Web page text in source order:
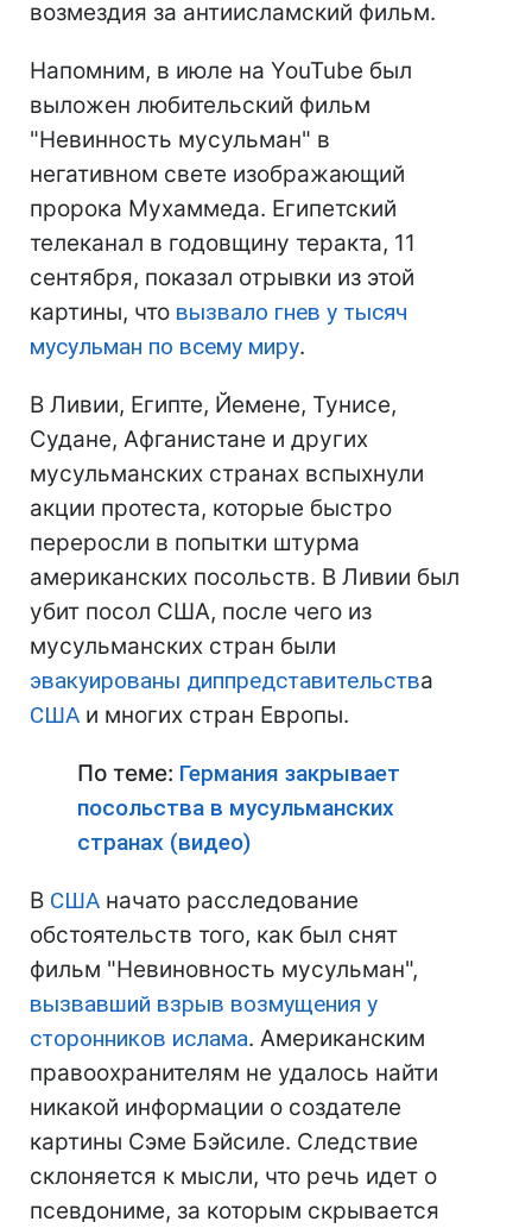
возмездия за антиисламский фильм.
Напомним, в июле на YouTube был
выложен любительский фильм
"Невинность мусульман" в
негативном свете изображающий
пророка Мухаммеда. Египетский
телеканал в годовщину теракта, 11
сентября, показал отрывки из этой
картины, что вызвало гнев у тысяч
мусульман по всему миру.
В Ливии, Египте, Йемене, Тунисе,
Судане, Афганистане и других
мусульманских странах вспыхнули
акции протеста, которые быстро
переросли в попытки штурма
американских посольств. В Ливии был
убит посол США, после чего из
мусульманских стран были
эвакуированы диппредставительства
США и многих стран Европы.
По теме: Германия закрывает
посольства в мусульманских
странах (видео)
В США начато расследование
обстоятельств того, как был снят
фильм "Невиновность мусульман",
вызвавший взрыв возмущения у
сторонников ислама. Американским
правоохранителям не удалось найти
никакой информации о создателе
картины Сэме Бэйсиле. Следствие
склоняется к мысли, что речь идет о
псевдониме, за которым скрывается